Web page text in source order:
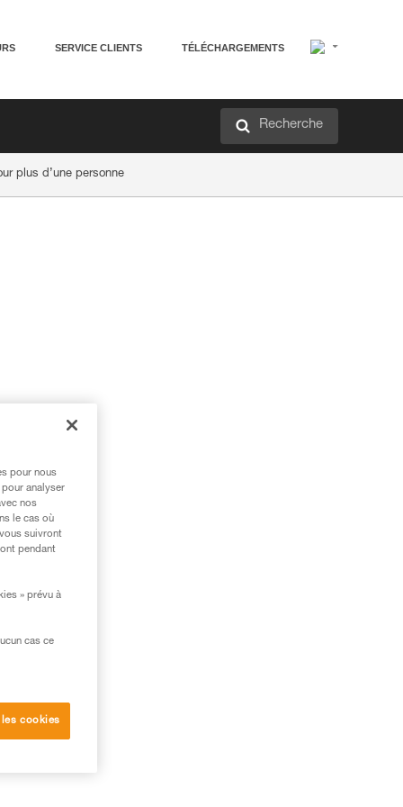
SERVICE CLIENTS TÉLÉCHARGEMENTS
Recherche
plus d’une personne
pour nous
analyser
nos
le cas où
suivront
pendant
» prévu à
cas ce
cookies